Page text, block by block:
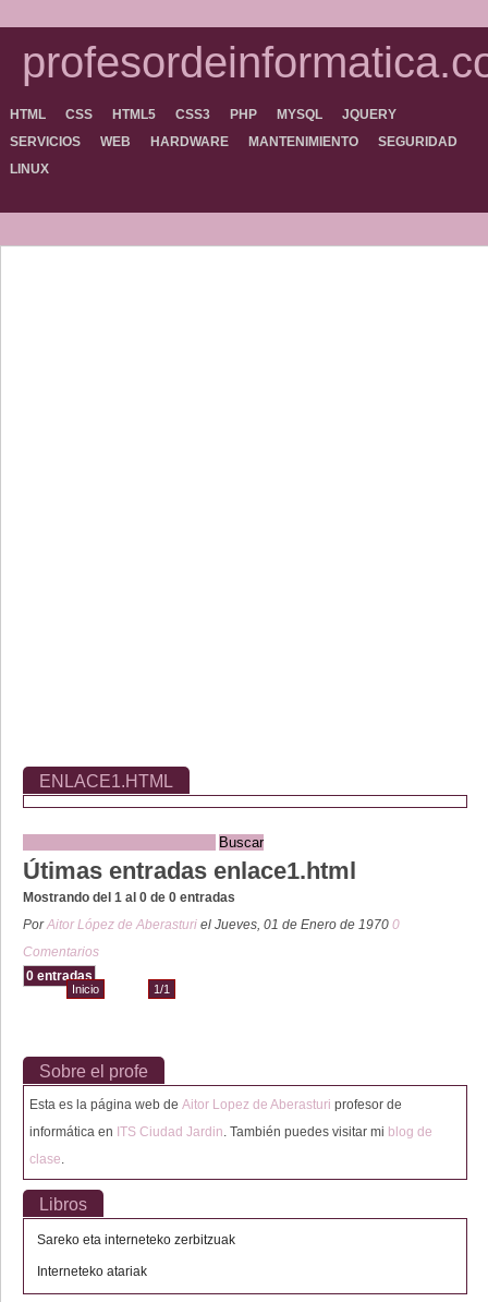
HTML CSS HTML5 CSS3 PHP MYSQL
JQUERY
SERVICIOS
WEB HARDWARE MANTENIMIENTO
SEGURIDAD
LINUX
ENLACE1.HTML
Útimas entradas enlace1.html
Mostrando del 1 al 0 de 0 entradas
PorAitor López de Aberasturi el Jueves, 01 de Enero de 1970 0
Comentarios
0 entradas
Inicio 1/1
Sobre el profe
Esta es la página web de Aitor Lopez de Aberasturi profesor de
informática en ITS Ciudad Jardin. También puedes visitar mi blog de
clase.
Libros
Sareko eta interneteko zerbitzuak
Interneteko atariak